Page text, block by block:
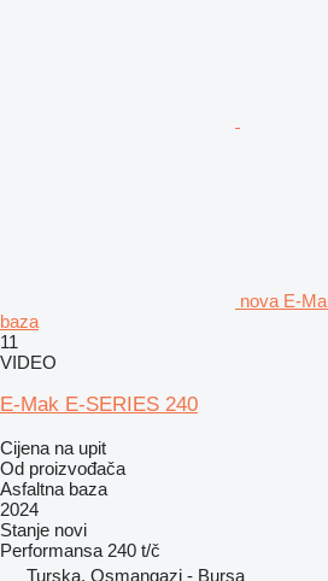
nova E-
baza
11
VIDEO
E-Mak E-SERIES 240
Cijena na upit
Od proizvođača
Asfaltna baza
2024
Stanje novi
Performansa 240 t/č
Turska, Osmangazi - Bursa